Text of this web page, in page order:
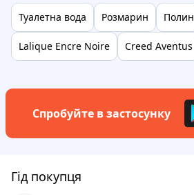
Туалетна вода Розмарин Полин
Lalique Encre Noire Creed Aventus
Спробуйте в застосунку
Гід покупця